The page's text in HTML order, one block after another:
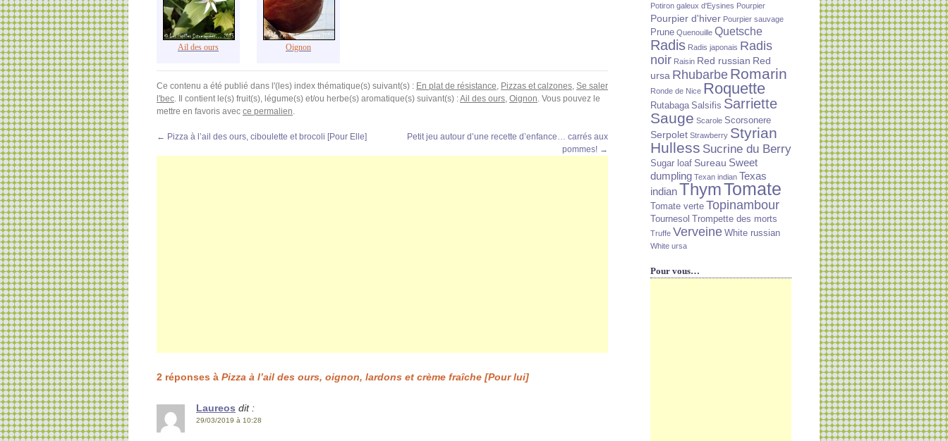
Ail des ours Oignon
Ce contenu a été publié dans l'(les) index thématique(s) suivant(s) : En plat de résistance, Pizzas et calzones, Se saler
l'bec. Il contient le(s) fruit(s), légume(s) et/ou herbe(s) aromatique(s) suivant(s) :Ail des ours, Oignon. Vous pouvez le
mettre en favoris avec ce permalien.
← Pizza à l’ail des ours, ciboulette et brocoli [Pour Elle]
Petit jeu autour d’une recette d’enfance… carrés aux
pommes! →
2 réponses à Pizza à l’ail des ours, oignon, lardons et crème fraîche [Pour lui]
Laureos dit :
29/03/2019 à 10:28
Potiron galeux d'Eysines Pourpier
Pourpier d'hiver Pourpier sauvage
Prune Quenouille Quetsche
Radis Radis japonais Radis
noir Raisin Red russian Red
ursa Rhubarbe Romarin
Ronde de Nice Roquette
Rutabaga Salsifis Sarriette
Sauge Scarole Scorsonere
Serpolet Strawberry Styrian
Hulless Sucrine du Berry
Sugar loaf Sureau Sweet
dumpling Texan indian Texas
indianThymTomate
Tomate verte Topinambour
Tournesol Trompette des morts
Truffe Verveine White russian
White ursa
Pour vous…